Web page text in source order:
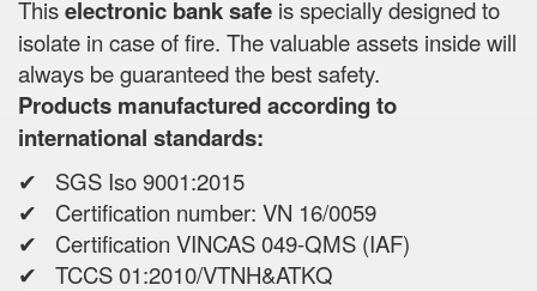
Thiselectronic bank safe is specially designed to
isolate in case of fire. The valuable assets inside will
always be guaranteed the best safety.
Products manufactured according to
international standards:
✔ SGS Iso 9001:2015
✔ Certification number: VN 16/0059
✔ Certification VINCAS 049-QMS (IAF)
✔ TCCS 01:2010/VTNH&ATKQ